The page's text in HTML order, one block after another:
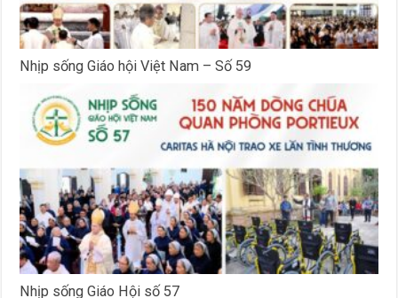
Nhịp sống Giáo hội Việt Nam – Số 59
Nhịp sống Giáo Hội số 57